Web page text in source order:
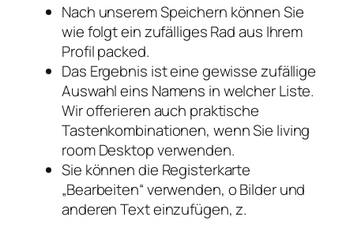
Nach unserem Speichern können Sie
wie folgt ein zufälliges Rad aus Ihrem
Profil packed.
Das Ergebnis ist eine gewisse zufällige
Auswahl eins Namens in welcher Liste.
Wir offerieren auch praktische
Tastenkombinationen, wenn Sie living
room Desktop verwenden.
Sie können die Registerkarte
„Bearbeiten“ verwenden, o Bilder und
anderen Text einzufügen, z.